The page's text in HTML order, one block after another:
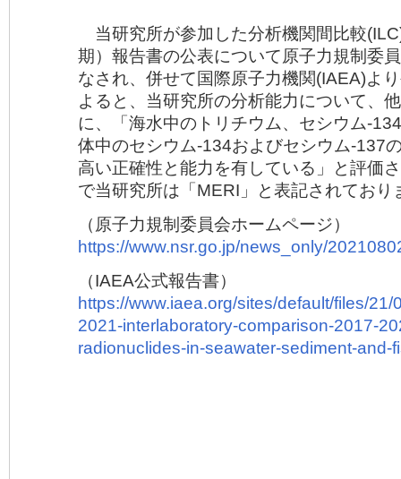
当研究所が参加した分析機関間比較
期）報告書の公表について原子力規制委
なされ、併せて国際原子力機関(IAEA)よ
よると、当研究所の分析能力について、
に、「海水中のトリチウム、セシウム-
体中のセシウム-134およびセシウム-137
高い正確性と能力を有している」と評価
で当研究所は「MERI」と表記されており
（原子力規制委員会ホームページ）
https://www.nsr.go.jp/news_only/
（IAEA公式報告書）
https://www.iaea.org/sites/default/files/21/
2021-interlaboratory-comparison-2017-
radionuclides-in-seawater-sediment-and-